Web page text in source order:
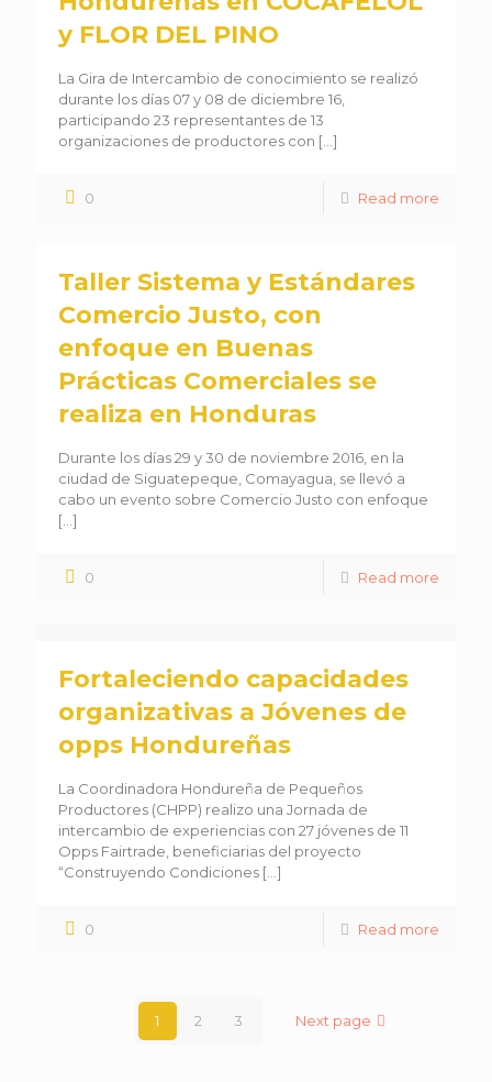
y FLOR DEL PINO
La Gira de Intercambio de conocimiento se realizó
durante los días 07 y 08 de diciembre 16,
participando 23 representantes de 13
organizaciones de productores con […]
0 Read more
Taller Sistema y Estándares
Comercio Justo, con
enfoque en Buenas
Prácticas Comerciales se
realiza en Honduras
Durante los días 29 y 30 de noviembre 2016, en la
ciudad de Siguatepeque, Comayagua, se llevó a
cabo un evento sobre Comercio Justo con enfoque
[…]
0 Read more
Fortaleciendo capacidades
organizativas a Jóvenes de
opps Hondureñas
La Coordinadora Hondureña de Pequeños
Productores (CHPP) realizo una Jornada de
intercambio de experiencias con 27 jóvenes de 11
Opps Fairtrade, beneficiarias del proyecto
“Construyendo Condiciones […]
0 Read more
1 2 3 Next page